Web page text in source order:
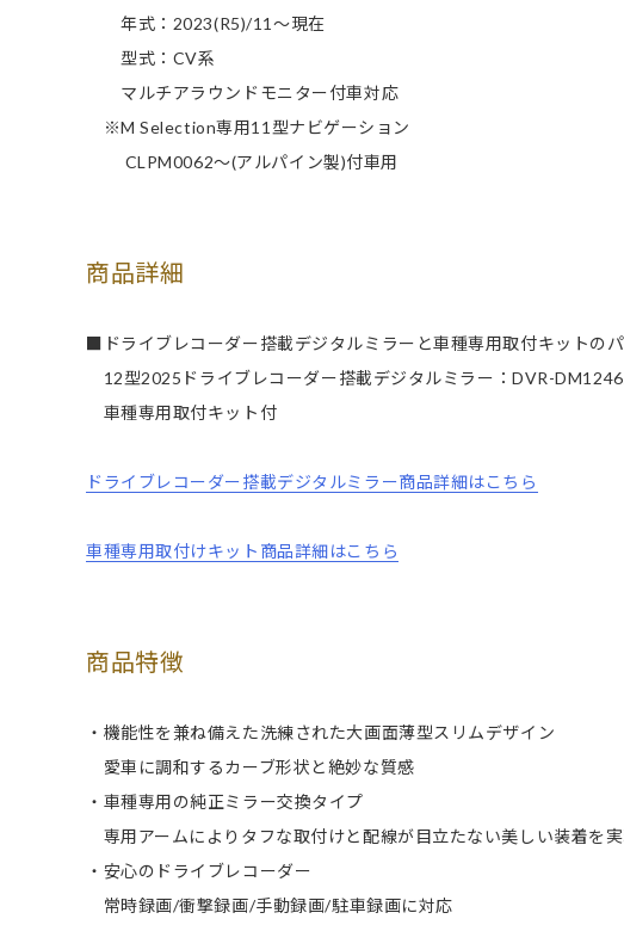
年式：2023(R5)/11～現在
型式：CV系
マルチアラウンドモニター付車対応
※M Selection専用11型ナビゲーション
CLPM0062～(アルパイン製)付車用
商品詳細
■ドライブレコーダー搭載デジタルミラーと車種専用取付キットの
12型2025ドライブレコーダー搭載デジタルミラー：DVR-
車種専用取付キット付
ドライブレコーダー搭載デジタルミラー商品詳細はこちら
車種専用取付けキット商品詳細はこちら
商品特徴
・機能性を兼ね備えた洗練された大画面薄型スリムデザイン
愛車に調和するカーブ形状と絶妙な質感
・車種専用の純正ミラー交換タイプ
専用アームによりタフな取付けと配線が目立たない美しい装着を
・安心のドライブレコーダー
常時録画/衝撃録画/手動録画/駐車録画に対応